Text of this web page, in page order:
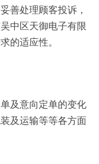
善处理顾客投诉，
中区天御电子有限
的适应性。
及意向定单的变化
及运输等等各方面